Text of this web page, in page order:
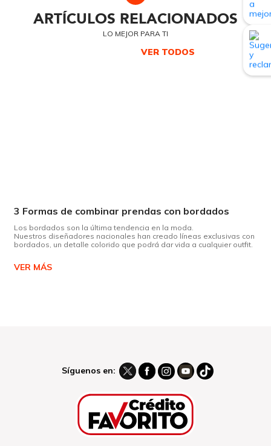
ARTÍCULOS RELACIONADOS
LO MEJOR PARA TI
VER TODOS
3 Formas de combinar prendas con bordados
Los bordados son la última tendencia en la moda.
Nuestros diseñadores nacionales han creado líneas exclusivas con
bordados, un detalle colorido que podrá dar vida a cualquier outfit.
VER MÁS
Síguenos en: